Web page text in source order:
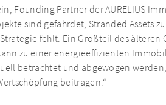
Founding Partner der AURELIUS
sind gefährdet, Stranded Assets
fehlt. Ein Großteil des älteren
zu einer energieeffizienten
betrachtet und abgewogen
beitragen.“